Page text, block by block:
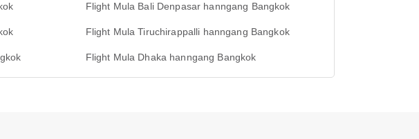
Flight Mula Bali Denpasar hanngang Bangkok
Flight Mula Tiruchirappalli hanngang Bangkok
Flight Mula Dhaka hanngang Bangkok